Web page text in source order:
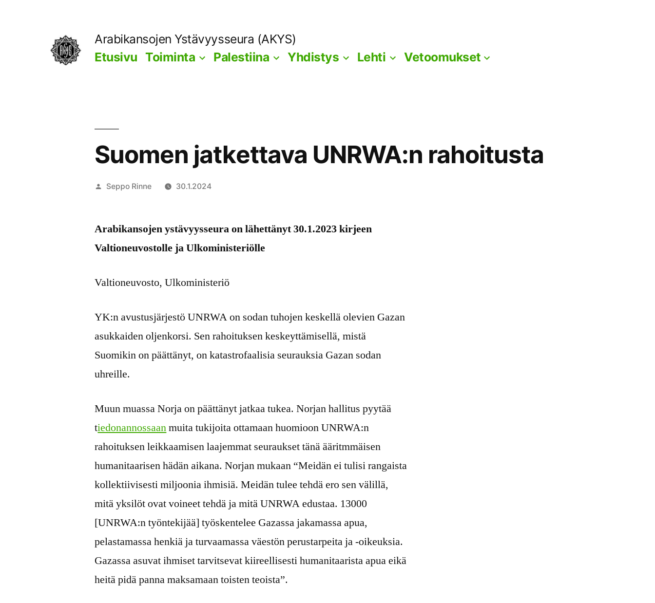
Arabikansojen Ystävyysseura (AKYS)
Etusivu Toiminta Palestiina Yhdistys Lehti Vetoomukset
Suomen jatkettava UNRWA:n rahoitusta
Artikkelin
Seppo Rinne 30.1.2024
Arabikansojen ystävyysseura on lähettänyt 30.1.2023 kirjeen
Valtioneuvostolle ja Ulkoministeriölle
Valtioneuvosto, Ulkoministeriö
YK:n avustusjärjestö UNRWA on sodan tuhojen keskellä olevien Gazan
asukkaiden oljenkorsi. Sen rahoituksen keskeyttämisellä, mistä
Suomikin on päättänyt, on katastrofaalisia seurauksia Gazan sodan
uhreille.
Muun muassa Norja on päättänyt jatkaa tukea. Norjan hallitus pyytää
tiedonannossaanmuita tukijoita ottamaan huomioon UNRWA:n
rahoituksen leikkaamisen laajemmat seuraukset tänä ääritmmäisen
humanitaarisen hädän aikana. Norjan mukaan “Meidän ei tulisi rangaista
kollektiivisesti miljoonia ihmisiä. Meidän tulee tehdä ero sen välillä,
mitä yksilöt ovat voineet tehdä ja mitä UNRWA edustaa. 13000
[UNRWA:n työntekijää] työskentelee Gazassa jakamassa apua,
pelastamassa henkiä ja turvaamassa väestön perustarpeita ja -oikeuksia.
Gazassa asuvat ihmiset tarvitsevat kiireellisesti humanitaarista apua eikä
heitä pidä panna maksamaan toisten teoista”.